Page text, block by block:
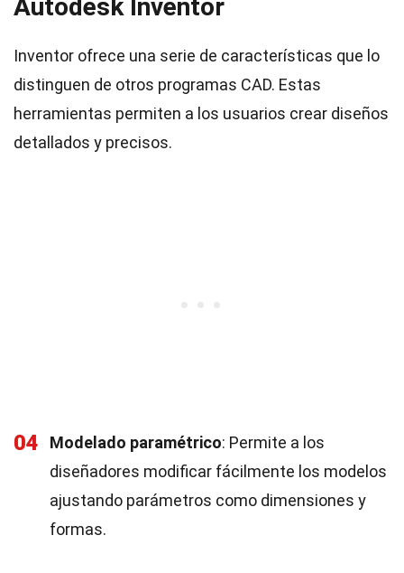
Autodesk Inventor
Inventor ofrece una serie de características que lo
distinguen de otros programas CAD. Estas
herramientas permiten a los usuarios crear diseños
detallados y precisos.
04 Modelado paramétrico: Permite a los
diseñadores modificar fácilmente los modelos
ajustando parámetros como dimensiones y
formas.